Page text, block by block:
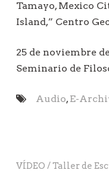
Tamayo, Mexico
Island,” Centro
25 de noviembre
Seminario de
Audio, E-
VÍDEO / Taller de